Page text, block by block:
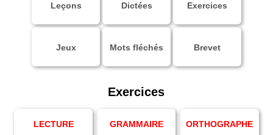
Leçons Dictées Exercices
Jeux Mots fléchés Brevet
Exercices
LECTURE GRAMMAIRE ORTHOGRAPHE